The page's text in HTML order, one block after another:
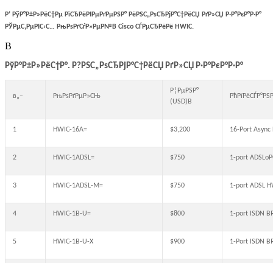
Р’ РўР°Р±Р»РёС†Рµ РїСЂРёРІРµРґРµРЅР° РёРЅС„РѕСЂРјР°С†РёСЏ РґР»СЏ Р·Р°РєР°Р·Р°
РЎРµС‚РµРІС‹С… РњРѕРґСѓР»РµР№В Cisco СЃРµСЂРёРё HWIC.
В
РўР°Р±Р»РёС†Р°. Р?РЅС„РѕСЂРјР°С†РёСЏ РґР»СЏ Р·Р°РєР°Р·Р°
в„– РњРѕРґРµР»СЊ
Р¦РµРЅР°
(USD)В
1 HWIC-16A= $3,200 16-Port Async
2 HWIC-1ADSL= $750 1-port
3 HWIC-1ADSL-M= $750 1-port ADSL
4 HWIC-1B-U= $800 1-port ISDN
5 HWIC-1B-U-X $900 1-Port ISDN